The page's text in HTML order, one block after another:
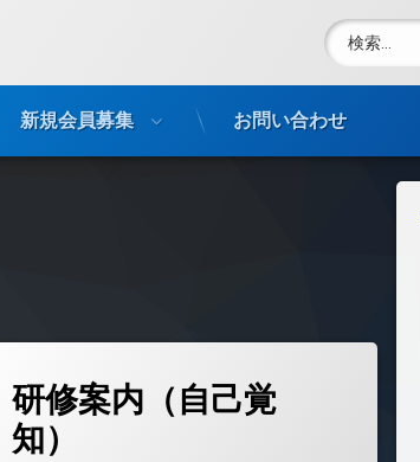
電話番号:
検索:
新規会員募集 お問い合わせ
研修案内（自己覚
知）
エナガっこの放課後